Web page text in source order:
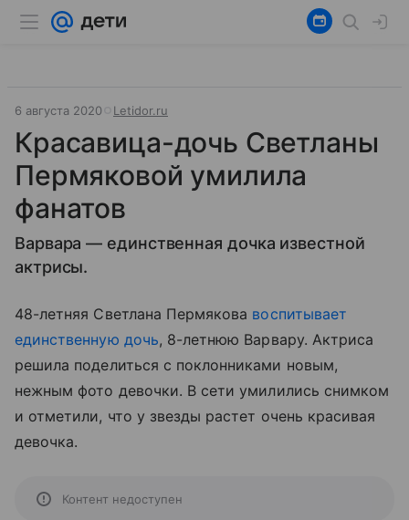
6 августа 2020 Letidor.ru
Красавица-дочь Светланы
Пермяковой умилила
фанатов
Варвара — единственная дочка известной
актрисы.
48-летняя Светлана Пермякова воспитывает
единственную дочь, 8-летнюю Варвару. Актриса
решила поделиться с поклонниками новым,
нежным фото девочки. В сети умилились снимком
и отметили, что у звезды растет очень красивая
девочка.
Контент недоступен